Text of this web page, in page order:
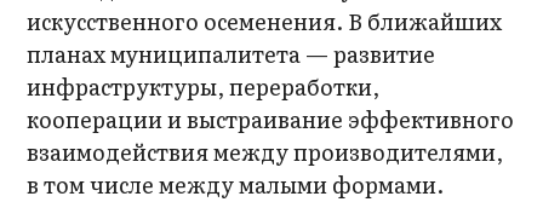
искусственного осеменения. В ближайших
планах муниципалитета — развитие
инфраструктуры, переработки,
кооперации и выстраивание эффективного
взаимодействия между производителями,
в том числе между малыми формами.